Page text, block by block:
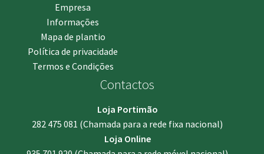
Empresa
Informações
Mapa de plantio
Política de privacidade
Termos e Condições
Contactos
Loja Portimão
282 475 081 (Chamada para a rede fixa nacional)
Loja Online